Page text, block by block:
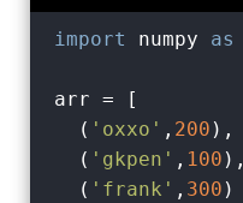
import numpy as
arr = [
  (
'oxxo' , 200 ),
  (
'gkpen' , 100 ),
  (
'frank' , 300 )